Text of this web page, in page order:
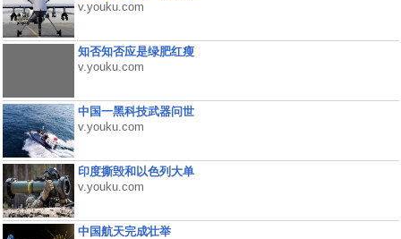
v.youku.com
知否知否应是绿肥红瘦
v.youku.com
中国一黑科技武器问世
v.youku.com
印度撕毁和以色列大单
v.youku.com
中国航天完成壮举